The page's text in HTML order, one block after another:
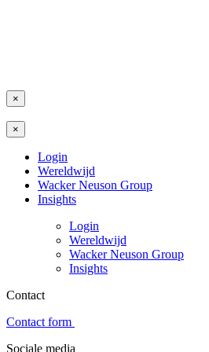
×
×
Login
Wereldwijd
Wacker Neuson Group
Insights
Login
Wereldwijd
Wacker Neuson Group
Insights
Contact
Contact form
Sociale media